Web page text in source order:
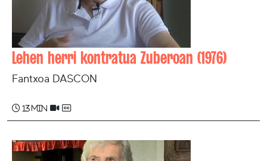
Lehen herri kontratua Zuberoan (1976)
Fantxoa DASCON
13 min